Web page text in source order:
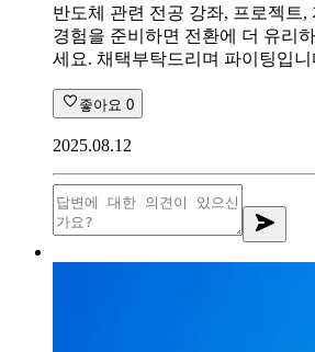
반도체 관련 전공 강좌, 프로젝트,
경험을 준비하면 전환에 더 유리
세요. 채택부탁드리며 파이팅입니
좋아요 0
2025.08.12